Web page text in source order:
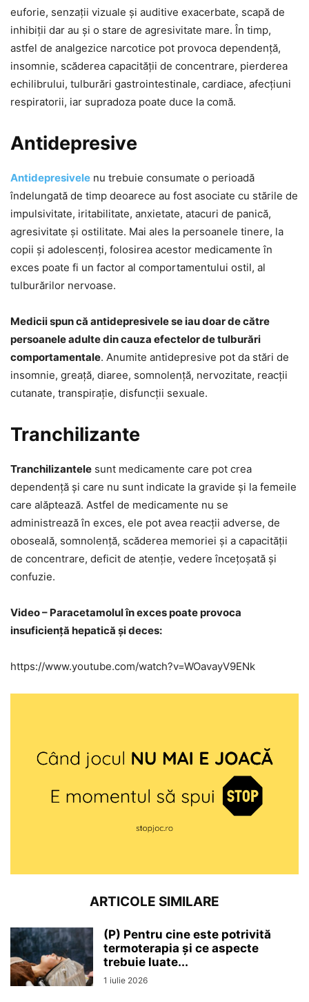
euforie, senzații vizuale și auditive exacerbate, scapă de
inhibiții dar au și o stare de agresivitate mare. În timp,
astfel de analgezice narcotice pot provoca dependență,
insomnie, scăderea capacității de concentrare, pierderea
echilibrului, tulburări gastrointestinale, cardiace, afecțiuni
respiratorii, iar supradoza poate duce la comă.
Antidepresive
Antidepresivele nu trebuie consumate o perioadă
îndelungată de timp deoarece au fost asociate cu stările de
impulsivitate, iritabilitate, anxietate, atacuri de panică,
agresivitate și ostilitate. Mai ales la persoanele tinere, la
copii și adolescenți, folosirea acestor medicamente în
exces poate fi un factor al comportamentului ostil, al
tulburărilor nervoase.
Medicii spun că antidepresivele se iau doar de către
persoanele adulte din cauza efectelor de tulburări
comportamentale. Anumite antidepresive pot da stări de
insomnie, greață, diaree, somnolență, nervozitate, reacții
cutanate, transpirație, disfuncții sexuale.
Tranchilizante
Tranchilizantele sunt medicamente care pot crea
dependență și care nu sunt indicate la gravide și la femeile
care alăptează. Astfel de medicamente nu se
administrează în exces, ele pot avea reacții adverse, de
oboseală, somnolență, scăderea memoriei și a capacității
de concentrare, deficit de atenție, vedere încețoșată și
confuzie.
Video – Paracetamolul în exces poate provoca
insuficiență hepatică și deces:
https://www.youtube.com/watch?v=WOavayV9ENk
ARTICOLE SIMILARE
(P) Pentru cine este potrivită
termoterapia și ce aspecte
trebuie luate...
1 iulie 2026